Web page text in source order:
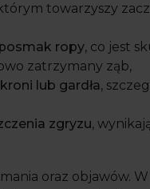
towarzyszy
ropy, co jest
zatrzymany ząb,
lub gardła,
zgryzu,
oraz objawów.